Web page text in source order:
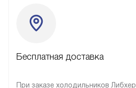
Бесплатная доставка
При заказе холодильников Либхер